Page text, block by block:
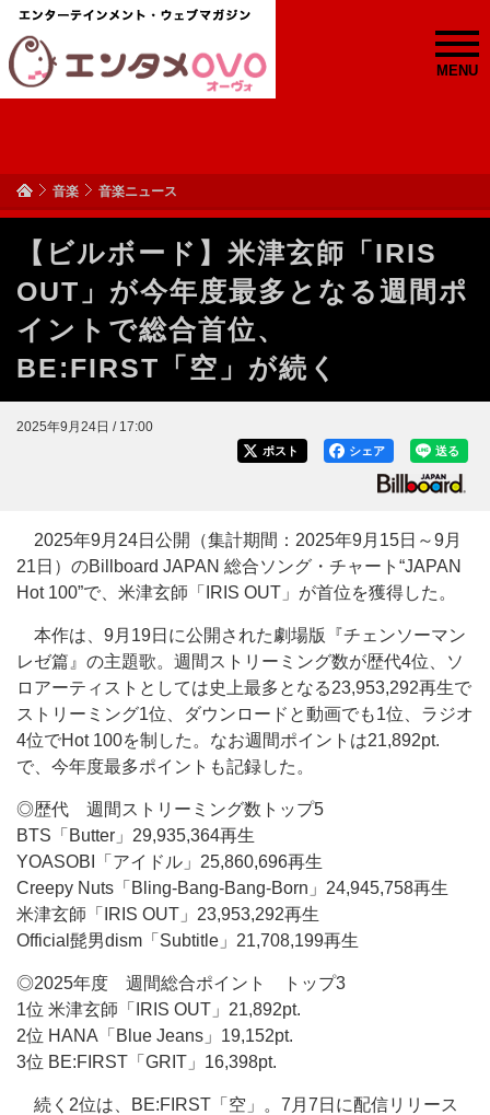
MENU
音楽 音楽ニュース
【ビルボード】米津玄師「IRIS
OUT」が今年度最多となる週間ポ
イントで総合首位、
BE:FIRST「空」が続く
2025年9月24日 / 17:00
送る
シェア
ポスト
2025年9月24日公開（集計期間：2025年9月15日～9月
21日）のBillboard JAPAN 総合ソング・チャート“JAPAN
Hot 100”で、米津玄師「IRIS OUT」が首位を獲得した。
本作は、9月19日に公開された劇場版『チェンソーマン
レゼ篇』の主題歌。週間ストリーミング数が歴代4位、ソ
ロアーティストとしては史上最多となる23,953,292再生で
ストリーミング1位、ダウンロードと動画でも1位、ラジオ
4位でHot 100を制した。なお週間ポイントは21,892pt.
で、今年度最多ポイントも記録した。
◎歴代 週間ストリーミング数トップ5
BTS「Butter」29,935,364再生
YOASOBI「アイドル」25,860,696再生
Creepy Nuts「Bling-Bang-Bang-Born」24,945,758再生
米津玄師「IRIS OUT」23,953,292再生
Official髭男dism「Subtitle」21,708,199再生
◎2025年度 週間総合ポイント トップ3
1位 米津玄師「IRIS OUT」21,892pt.
2位 HANA「Blue Jeans」19,152pt.
3位 BE:FIRST「GRIT」16,398pt.
続く2位は、BE:FIRST「空」。7月7日に配信リリース